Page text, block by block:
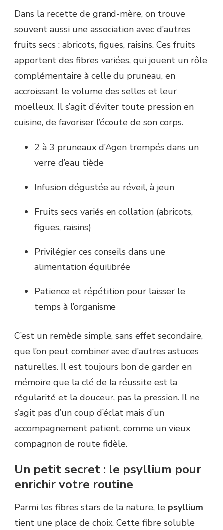
Dans la recette de grand-mère, on trouve
souvent aussi une association avec d’autres
fruits secs : abricots, figues, raisins. Ces fruits
apportent des fibres variées, qui jouent un rôle
complémentaire à celle du pruneau, en
accroissant le volume des selles et leur
moelleux. Il s’agit d’éviter toute pression en
cuisine, de favoriser l’écoute de son corps.
2 à 3 pruneaux d’Agen trempés dans un
verre d’eau tiède
Infusion dégustée au réveil, à jeun
Fruits secs variés en collation (abricots,
figues, raisins)
Privilégier ces conseils dans une
alimentation équilibrée
Patience et répétition pour laisser le
temps à l’organisme
C’est un remède simple, sans effet secondaire,
que l’on peut combiner avec d’autres astuces
naturelles. Il est toujours bon de garder en
mémoire que la clé de la réussite est la
régularité et la douceur, pas la pression. Il ne
s’agit pas d’un coup d’éclat mais d’un
accompagnement patient, comme un vieux
compagnon de route fidèle.
Un petit secret : le psyllium pour
enrichir votre routine
Parmi les fibres stars de la nature, le psyllium
tient une place de choix. Cette fibre soluble